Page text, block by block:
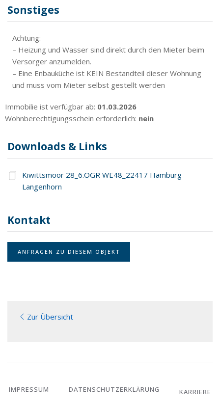
Sonstiges
Achtung:
– Heizung und Wasser sind direkt durch den Mieter beim
Versorger anzumelden.
– Eine Enbauküche ist KEIN Bestandteil dieser Wohnung
und muss vom Mieter selbst gestellt werden
Immobilie ist verfügbar ab: 01.03.2026
Wohnberechtigungsschein erforderlich: nein
Downloads & Links
Kiwittsmoor 28_6.OGR WE48_22417 Hamburg-
Langenhorn
Kontakt
ANFRAGEN ZU DIESEM OBJEKT
Zur Übersicht
IMPRESSUM DATENSCHUTZERKLÄRUNG
KARRIERE